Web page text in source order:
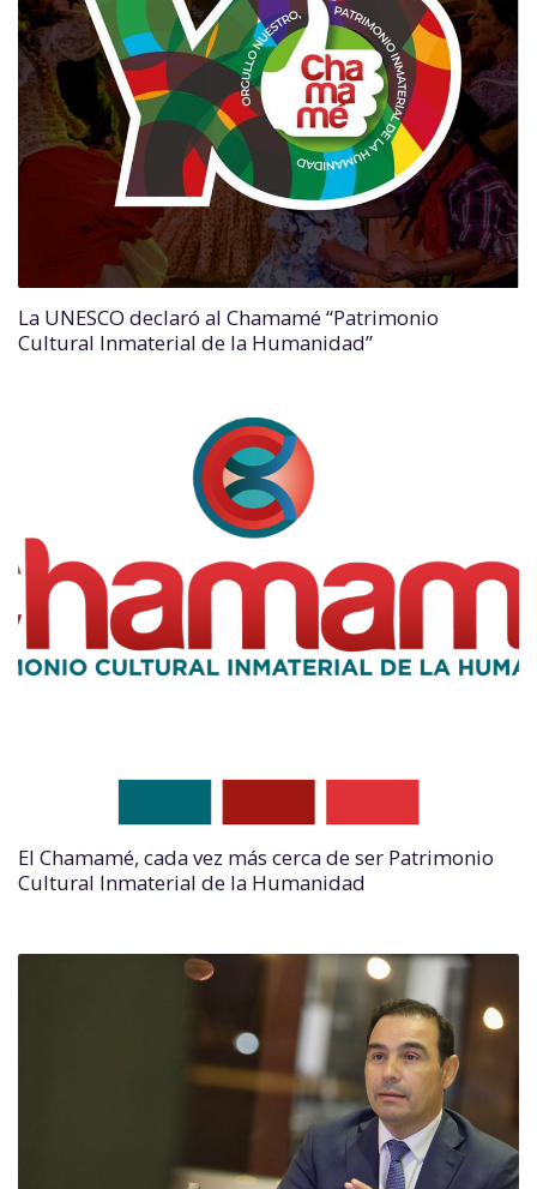
La UNESCO declaró al Chamamé “Patrimonio
Cultural Inmaterial de la Humanidad”
El Chamamé, cada vez más cerca de ser Patrimonio
Cultural Inmaterial de la Humanidad